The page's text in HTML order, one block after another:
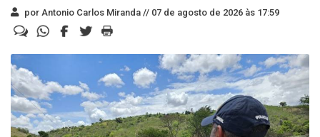
por Antonio Carlos Miranda // 07 de agosto de 2026 às 17:59